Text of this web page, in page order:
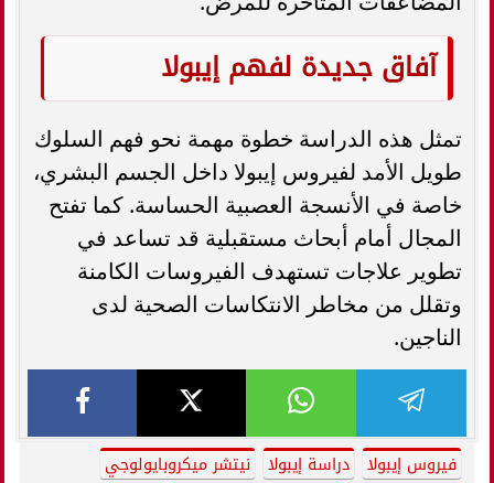
آفاق جديدة لفهم إيبولا
تمثل هذه الدراسة خطوة مهمة نحو فهم السلوك
طويل الأمد لفيروس إيبولا داخل الجسم البشري،
خاصة في الأنسجة العصبية الحساسة. كما تفتح
المجال أمام أبحاث مستقبلية قد تساعد في
تطوير علاجات تستهدف الفيروسات الكامنة
وتقلل من مخاطر الانتكاسات الصحية لدى
الناجين.
فيروس إيبولا دراسة إيبولا
نيتشر ميكروبايولوجي